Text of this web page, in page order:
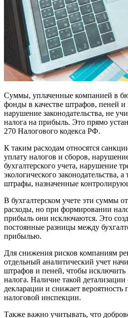
Суммы, уплаченные компанией в
фонды в качестве штрафов, пеней
нарушение законодательства, не
налога на прибыль. Это прямо
270 Налогового кодекса РФ.
К таким расходам относятся
уплату налогов и сборов,
бухгалтерского учета, нарушение
экологического законодательства,
штрафы, назначенные
В бухгалтерском учете эти суммы
расходы, но при формировании
прибыль они исключаются. Это
постоянные разницы между
прибылью.
Для снижения рисков компаниям
отдельный аналитический учет
штрафов и пеней, чтобы исключить
налога. Наличие такой детализации
декларации и снижает вероятность
налоговой инспекции.
Также важно учитывать, что